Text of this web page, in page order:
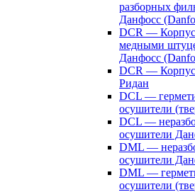
разборных
Данфосс
DCR — Корпус
медными
Данфосс
DCR — Корпус
Ридан
DCL —
осушители
DCL —
осушители
DML —
осушители
DML —
осушители